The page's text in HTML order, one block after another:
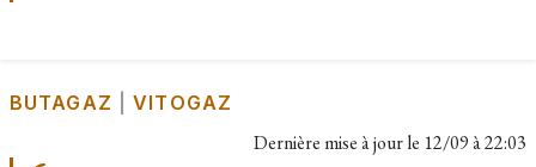
BUTAGAZ |VITOGAZ
Dernière mise à jour le 12/09 à 22:03